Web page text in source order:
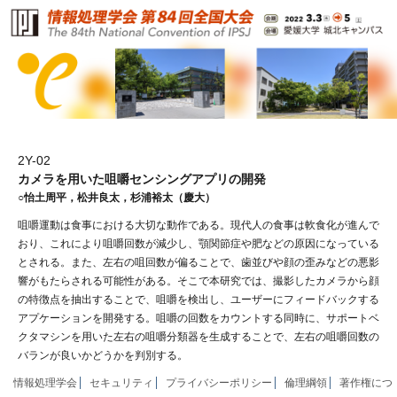
2Y-02
カメラを用いた咀嚼センシングアプリの開発
○怡土周平，松井良太，杉浦裕太（慶大）
咀嚼運動は食事における大切な動作である。現代人の食事は軟食化が進んで
おり、これにより咀嚼回数が減少し、顎関節症や肥などの原因になっている
とされる。また、左右の咀回数が偏ることで、歯並びや顔の歪みなどの悪影
響がもたらされる可能性がある。そこで本研究では、撮影したカメラから顔
の特徴点を抽出することで、咀嚼を検出し、ユーザーにフィードバックする
アプケーションを開発する。咀嚼の回数をカウントする同時に、サポートベ
クタマシンを用いた左右の咀嚼分類器を生成することで、左右の咀嚼回数の
バランが良いかどうかを判別する。
情報処理学会 セキュリティ プライバシーポリシー 倫理綱領
著作権につ